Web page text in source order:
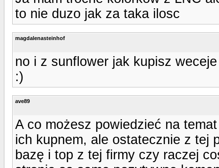
to nie duzo jak za taka ilosc
magdalenasteinhof
no i z sunflower jak kupisz
:)
ave89
A co możesz powiedzieć na
ich kupnem, ale ostatecznie z tej
bazę i top z tej firmy czy raczej